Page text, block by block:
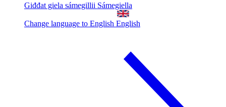
Giđđat giela sámegillii Sámegiella
Change language to English English